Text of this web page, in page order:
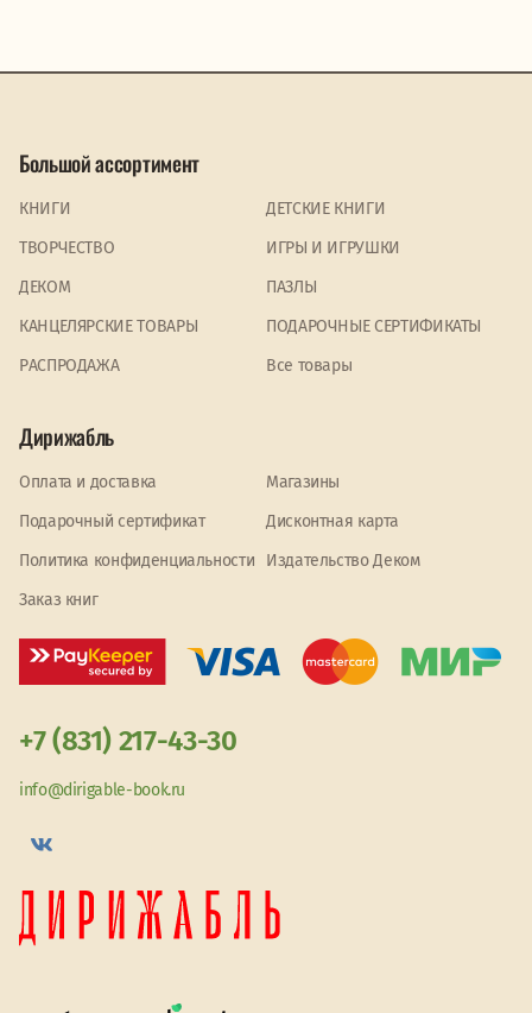
Большой ассортимент
КНИГИ
ДЕТСКИЕ КНИГИ
ТВОРЧЕСТВО
ИГРЫ И ИГРУШКИ
ДЕКОМ
ПАЗЛЫ
КАНЦЕЛЯРСКИЕ ТОВАРЫ
ПОДАРОЧНЫЕ СЕРТИФИКАТЫ
PАСПРОДАЖА
Все товары
Дирижабль
Оплата и доставка
Магазины
Подарочный сертификат
Дисконтная карта
Политика конфиденциальности
Издательство Деком
Заказ книг
+7 (831) 217-43-30
info@dirigable-book.ru